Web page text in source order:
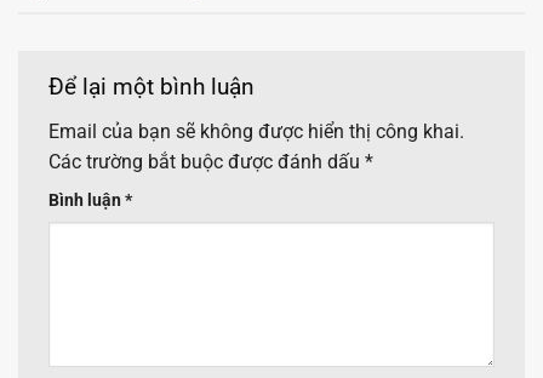
Để lại một bình luận
Email của bạn sẽ không được hiển thị công khai.
Các trường bắt buộc được đánh dấu *
Bình luận *